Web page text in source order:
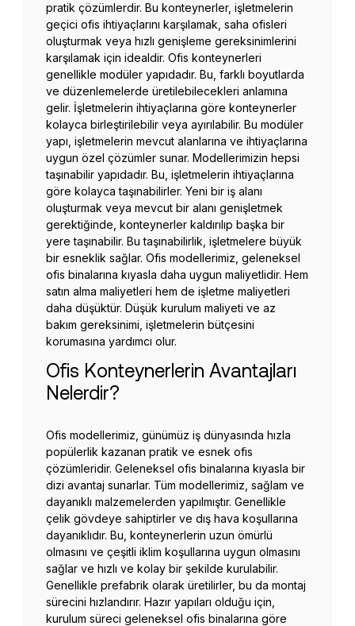
pratik çözümlerdir. Bu konteynerler, işletmelerin
geçici ofis ihtiyaçlarını karşılamak, saha ofisleri
oluşturmak veya hızlı genişleme gereksinimlerini
karşılamak için idealdir. Ofis konteynerleri
genellikle modüler yapıdadır. Bu, farklı boyutlarda
ve düzenlemelerde üretilebilecekleri anlamına
gelir. İşletmelerin ihtiyaçlarına göre konteynerler
kolayca birleştirilebilir veya ayırılabilir. Bu modüler
yapı, işletmelerin mevcut alanlarına ve ihtiyaçlarına
uygun özel çözümler sunar. Modellerimizin hepsi
taşınabilir yapıdadır. Bu, işletmelerin ihtiyaçlarına
göre kolayca taşınabilirler. Yeni bir iş alanı
oluşturmak veya mevcut bir alanı genişletmek
gerektiğinde, konteynerler kaldırılıp başka bir
yere taşınabilir. Bu taşınabilirlik, işletmelere büyük
bir esneklik sağlar. Ofis modellerimiz, geleneksel
ofis binalarına kıyasla daha uygun maliyetlidir. Hem
satın alma maliyetleri hem de işletme maliyetleri
daha düşüktür. Düşük kurulum maliyeti ve az
bakım gereksinimi, işletmelerin bütçesini
korumasına yardımcı olur.
Ofis Konteynerlerin Avantajları
Nelerdir?
Ofis modellerimiz, günümüz iş dünyasında hızla
popülerlik kazanan pratik ve esnek ofis
çözümleridir. Geleneksel ofis binalarına kıyasla bir
dizi avantaj sunarlar. Tüm modellerimiz, sağlam ve
dayanıklı malzemelerden yapılmıştır. Genellikle
çelik gövdeye sahiptirler ve dış hava koşullarına
dayanıklıdır. Bu, konteynerlerin uzun ömürlü
olmasını ve çeşitli iklim koşullarına uygun olmasını
sağlar ve hızlı ve kolay bir şekilde kurulabilir.
Genellikle prefabrik olarak üretilirler, bu da montaj
sürecini hızlandırır. Hazır yapıları olduğu için,
kurulum süreci geleneksel ofis binalarına göre